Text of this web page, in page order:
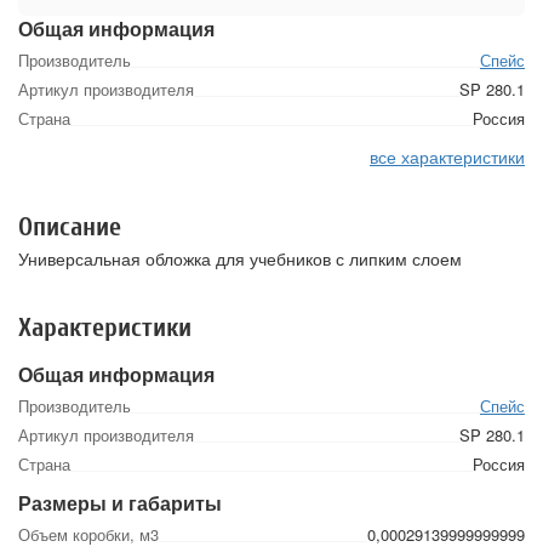
Общая информация
Производитель
Спейс
Артикул производителя
SP 280.1
Страна
Россия
все характеристики
Описание
Универсальная обложка для учебников с липким слоем
Характеристики
Общая информация
Производитель
Спейс
Артикул производителя
SP 280.1
Страна
Россия
Размеры и габариты
Объем коробки, м3 0,00029139999999999